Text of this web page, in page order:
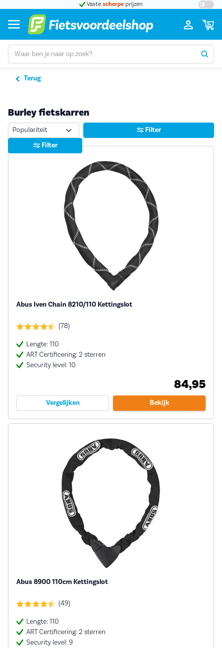
Vaste scherpe prijzen
Terug
Burley fietskarren
Sorteren
Filter
Filter
Abus Iven Chain 8210/110 Kettingslot
(78)
Lengte: 110
ART Certificering: 2 sterren
Security level: 10
84,95
Vergelijken Bekijk
Abus 8900 110cm Kettingslot
(49)
Lengte: 110
ART Certificering: 2 sterren
Security level: 9